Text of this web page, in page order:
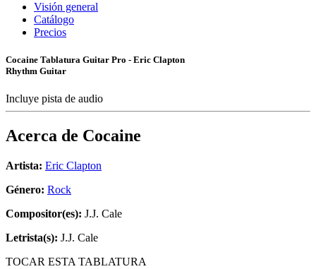
Visión general
Catálogo
Precios
Cocaine Tablatura Guitar Pro - Eric Clapton
Rhythm Guitar
Incluye pista de audio
Acerca de Cocaine
Artista: Eric Clapton
Género: Rock
Compositor(es): J.J. Cale
Letrista(s): J.J. Cale
TOCAR ESTA TABLATURA